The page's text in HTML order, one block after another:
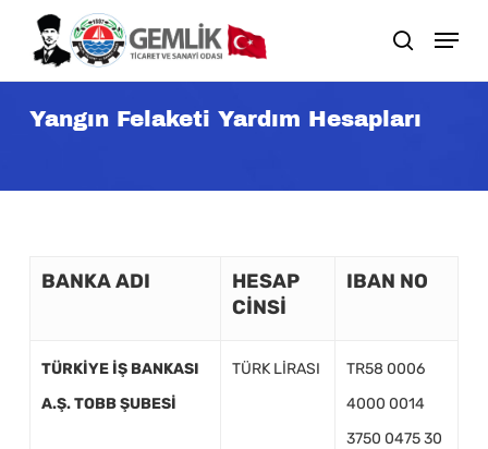
main
content
search
Yangın Felaketi Yardım Hesapları
BANKA ADI
HESAP
CİNSİ
IBAN NO
TÜRKİYE İŞ BANKASI
A.Ş. TOBB ŞUBESİ
TÜRK LİRASI
TR58 0006
4000 0014
3750 0475 30